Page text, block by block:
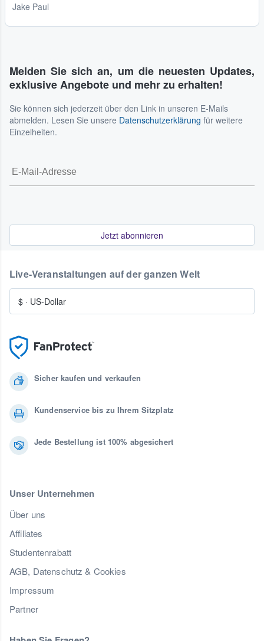
Jake Paul
Melden Sie sich an, um die neuesten Updates,
exklusive Angebote und mehr zu erhalten!
Sie können sich jederzeit über den Link in unseren E-Mails
abmelden. Lesen Sie unsere Datenschutzerklärung für weitere
Einzelheiten.
Jetzt abonnieren
Sicher kaufen und verkaufen
Kundenservice bis zu Ihrem Sitzplatz
Jede Bestellung ist 100% abgesichert
Unser Unternehmen
Über uns
Affiliates
Studentenrabatt
AGB, Datenschutz & Cookies
Impressum
Partner
Live-Veranstaltungen auf der ganzen Welt
$ · US-Dollar